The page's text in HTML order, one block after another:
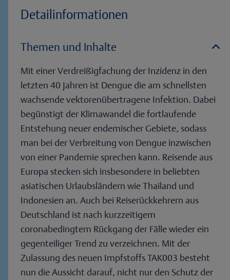
Detailinformationen
Themen und Inhalte
Mit einer Verdreißigfachung der Inzidenz in den
letzten 40 Jahren ist Dengue die am schnellsten
wachsende vektorenübertragene Infektion. Dabei
begünstigt der Klimawandel die fortlaufende
Entstehung neuer endemischer Gebiete, sodass
man bei der Verbreitung von Dengue inzwischen
von einer Pandemie sprechen kann. Reisende aus
Europa stecken sich insbesondere in beliebten
asiatischen Urlaubsländern wie Thailand und
Indonesien an. Auch bei Reiserückkehrern aus
Deutschland ist nach kurzzeitigem
coronabedingtem Rückgang der Fälle wieder ein
gegenteiliger Trend zu verzeichnen. Mit der
Zulassung des neuen Impfstoffs TAK003 besteht
nun die Aussicht darauf, nicht nur den Schutz der